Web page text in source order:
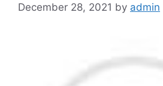
December 28, 2021 by admin